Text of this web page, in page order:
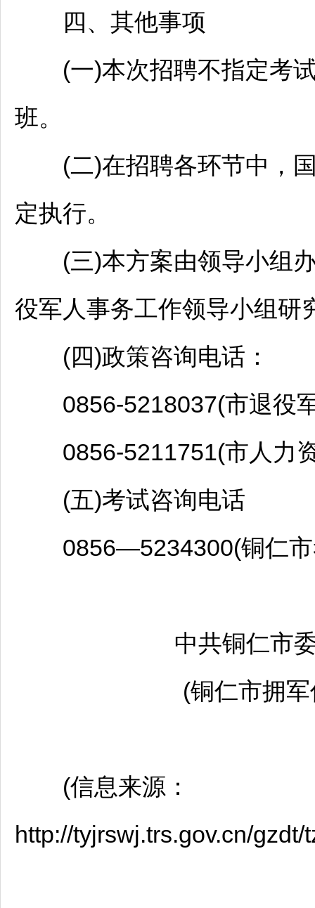
四、其他事项
(一)本次招聘不指定考
班。
(二)在招聘各环节中，
定执行。
(三)本方案由领导小组办
役军人事务工作领导小组研
(四)政策咨询电话：
0856-5218037(市退役
0856-5211751(市人力
(五)考试咨询电话
0856—5234300(铜仁
中共铜仁市
(铜仁市拥
(信息来源：
http://tyjrswj.trs.gov.cn/